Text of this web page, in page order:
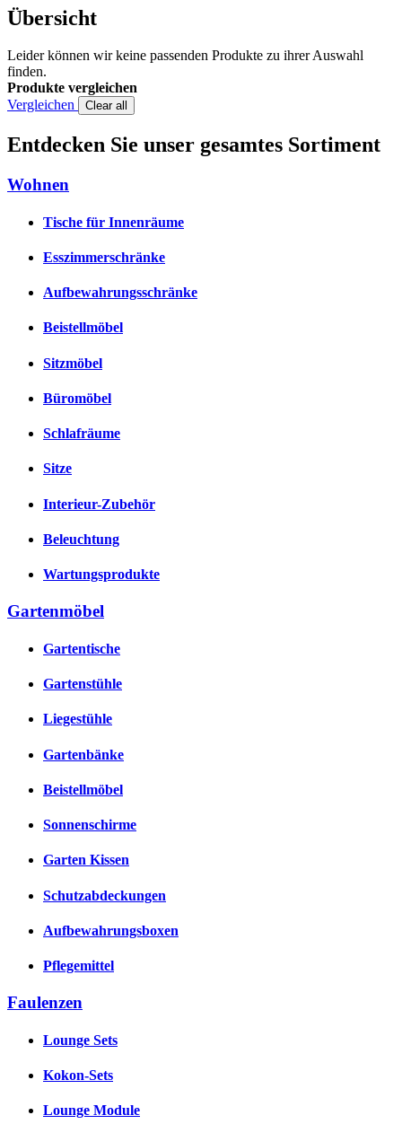
Übersicht
Leider können wir keine passenden Produkte zu ihrer Auswahl
finden.
Produkte vergleichen
Vergleichen
Clear all
Entdecken Sie unser gesamtes Sortiment
Wohnen
Tische für Innenräume
Esszimmerschränke
Aufbewahrungsschränke
Beistellmöbel
Sitzmöbel
Büromöbel
Schlafräume
Sitze
Interieur-Zubehör
Beleuchtung
Wartungsprodukte
Gartenmöbel
Gartentische
Gartenstühle
Liegestühle
Gartenbänke
Beistellmöbel
Sonnenschirme
Garten Kissen
Schutzabdeckungen
Aufbewahrungsboxen
Pflegemittel
Faulenzen
Lounge Sets
Kokon-Sets
Lounge Module